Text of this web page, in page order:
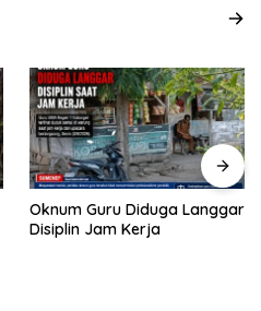
Pekerjaan Jalan Hotmix CV
RAZA SETIA Tuai Sorotan